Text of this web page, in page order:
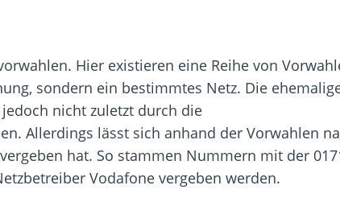
Hier existieren eine Reihe von
sondern ein bestimmtes Netz. Die
nicht zuletzt durch die
Allerdings lässt sich anhand der Vorwahlen
hat. So stammen Nummern mit der
Vodafone vergeben werden.